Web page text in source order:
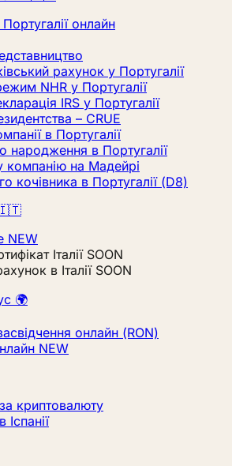
онлайн
рахунок у Португалії
NHR у Португалії
IRS у Португалії
– CRUE
в Португалії
народження в Португалії
компанію на Мадейрі
кочівника в Португалії (D8)
🇮🇹
NEW
Італії SOON
в Італії SOON
🌍
онлайн (RON)
NEW
криптовалюту